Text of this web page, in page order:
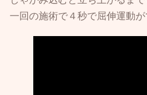
一回の施術で４秒で屈伸運動が